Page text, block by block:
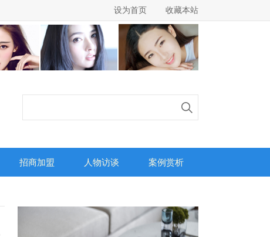
设为首页 收藏本站
招商加盟 人物访谈 案例赏析